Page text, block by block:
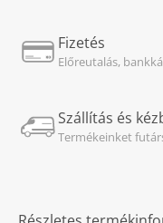
Fizetés
Előreutalás,
Szállítás és
Termékeinket